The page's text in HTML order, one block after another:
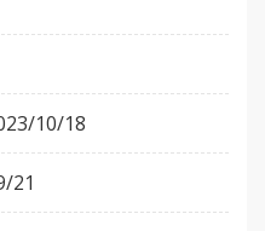
10/18
21